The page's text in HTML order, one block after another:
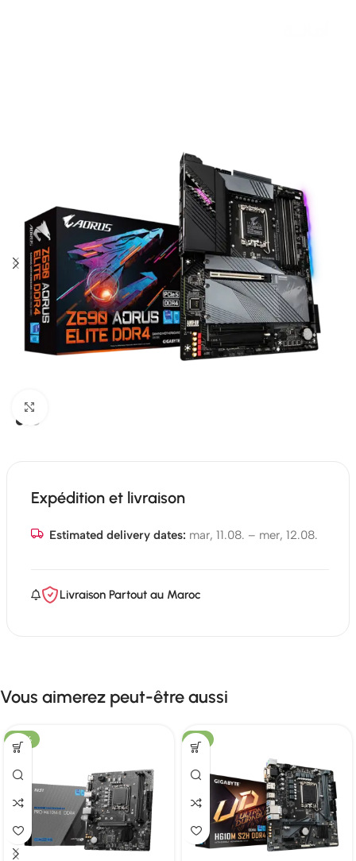
Expédition et livraison
Estimated delivery dates: mar, 11.08. – mer, 12.08.
Livraison Partout au Maroc
Vous aimerez peut-être aussi
-25% -7%